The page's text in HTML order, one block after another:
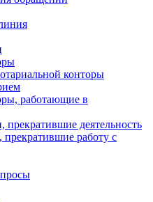
конторы
работающие в
прекратившие деятельность
работу с